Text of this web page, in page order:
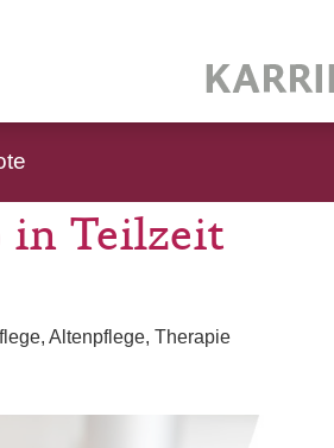
in Teilzeit
Altenpflege, Therapie